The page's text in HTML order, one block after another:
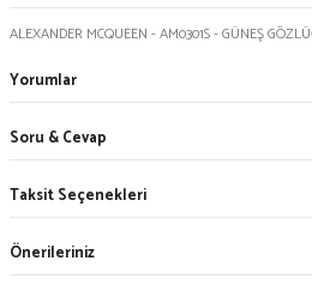
ALEXANDER MCQUEEN - AM0301S - GÜNEŞ
Yorumlar
Soru & Cevap
Taksit Seçenekleri
Önerileriniz